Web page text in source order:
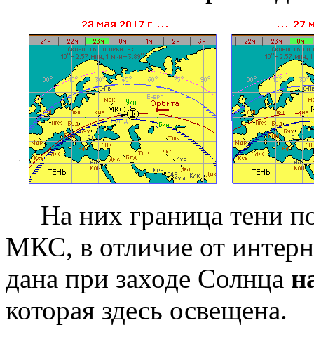
На них граница тени
МКС, в отличие от
дана при заходе Солнца
которая здесь освещена.